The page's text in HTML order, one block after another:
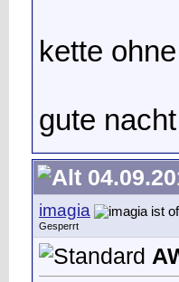
kette
gute
imagia
Gesperrt